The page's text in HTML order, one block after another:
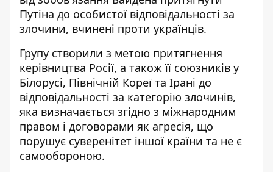
Путіна до особистої відповідальності за
злочини, вчинені проти українців.
Групу створили з метою притягнення
керівництва Росії, а також її союзників у
Білорусі, Північній Кореї та Ірані до
відповідальності за категорію злочинів,
яка визначається згідно з міжнародним
правом і договорами як агресія, що
порушує суверенітет іншої країни та не є
самообороною.